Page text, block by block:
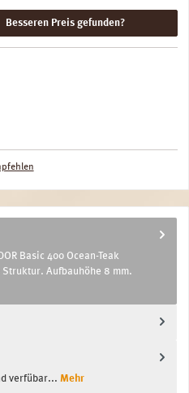
Besseren Preis gefunden?
Basic 400 Ocean-Teak
Aufbauhöhe 8 mm.
verfübar... Mehr